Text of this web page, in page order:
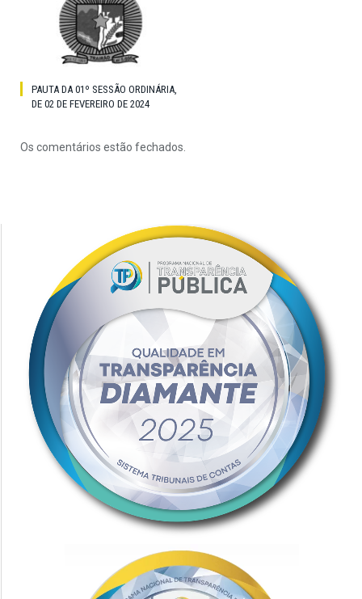
PAUTA DA 01º SESSÃO ORDINÁRIA,
DE 02 DE FEVEREIRO DE 2024
Os comentários estão fechados.